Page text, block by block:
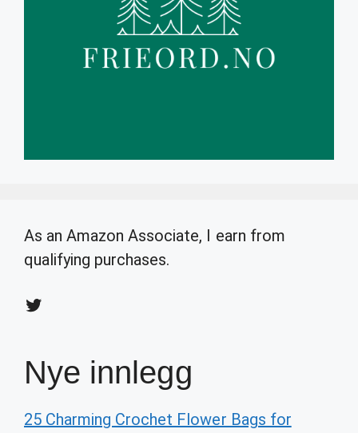
As an Amazon Associate, I earn from
qualifying purchases.
Twitter
Nye innlegg
25 Charming Crochet Flower Bags for